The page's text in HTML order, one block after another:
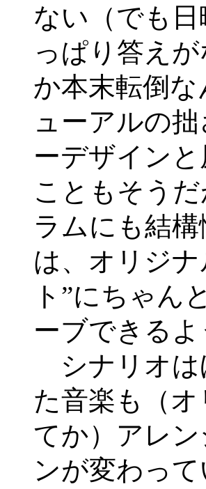
ない（でも
っぱり答え
か本末転倒
ューアルの
ーデザイン
こともそう
ラムにも結
は、オリジ
ト”にちゃん
ーブできる
シナリオは
た音楽も（
てか）アレ
ンが変わっ